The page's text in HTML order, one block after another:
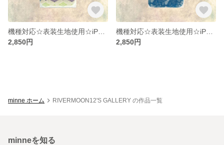
2,850円
2,850円
minne ホーム RIVERMOON12'S GALLERY の作品一覧
minneを知る